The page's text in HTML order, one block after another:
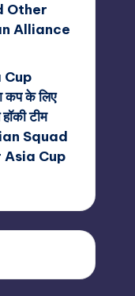
Other
Alliance
Cup
कप के लिए
टीम
Squad
Asia Cup